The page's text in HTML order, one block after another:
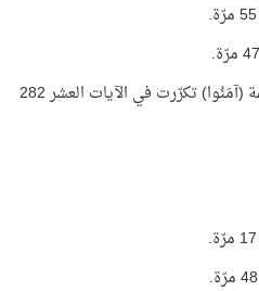
هذه الأحرف الأربعة هي أحرف كلمة (آمَنُوا) تكرّرت في الآيات العشر 282